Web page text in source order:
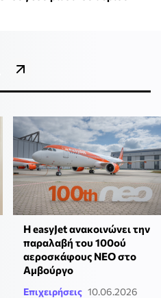
Η easyJet ανακοινώνει την
παραλαβή του 100ού
αεροσκάφους NEO στο
Αμβούργο
Επιχειρήσεις 10.06.2026